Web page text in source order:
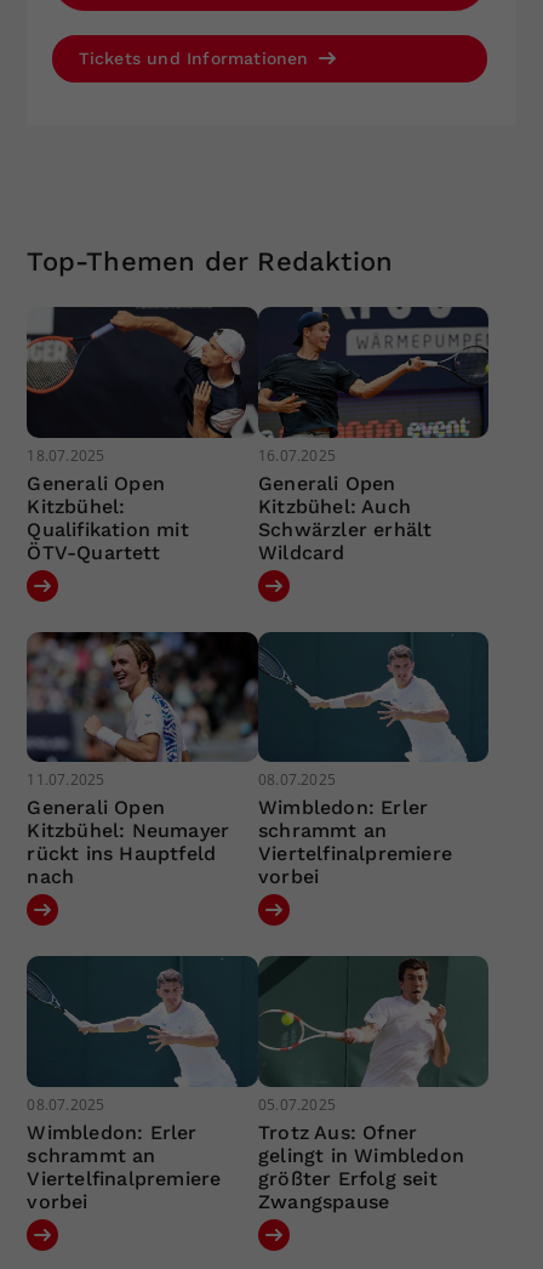
Tickets und Informationen
Top-Themen der Redaktion
18.07.2025
Generali Open
Kitzbühel:
Qualifikation mit
ÖTV-Quartett
16.07.2025
Generali Open
Kitzbühel: Auch
Schwärzler erhält
Wildcard
11.07.2025
Generali Open
Kitzbühel: Neumayer
rückt ins Hauptfeld
nach
08.07.2025
Wimbledon: Erler
schrammt an
Viertelfinalpremiere
vorbei
08.07.2025
Wimbledon: Erler
schrammt an
Viertelfinalpremiere
vorbei
05.07.2025
Trotz Aus: Ofner
gelingt in Wimbledon
größter Erfolg seit
Zwangspause